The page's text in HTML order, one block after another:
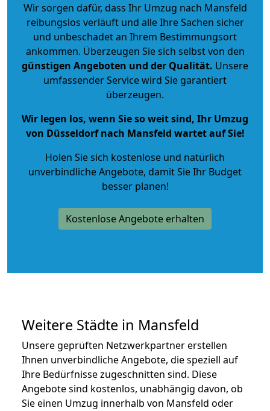
Wir sorgen dafür, dass Ihr Umzug nach Mansfeld
reibungslos verläuft und alle Ihre Sachen sicher
und unbeschadet an Ihrem Bestimmungsort
ankommen. Überzeugen Sie sich selbst von den
günstigen Angeboten und der Qualität. Unsere
umfassender Service wird Sie garantiert
überzeugen.
Wir legen los, wenn Sie so weit sind, Ihr Umzug
von Düsseldorf nach Mansfeld wartet auf Sie!
Holen Sie sich kostenlose und natürlich
unverbindliche Angebote, damit Sie Ihr Budget
besser planen!
Kostenlose Angebote erhalten
Weitere Städte in Mansfeld
Unsere geprüften Netzwerkpartner erstellen
Ihnen unverbindliche Angebote, die speziell auf
Ihre Bedürfnisse zugeschnitten sind. Diese
Angebote sind kostenlos, unabhängig davon, ob
Sie einen Umzug innerhalb von Mansfeld oder